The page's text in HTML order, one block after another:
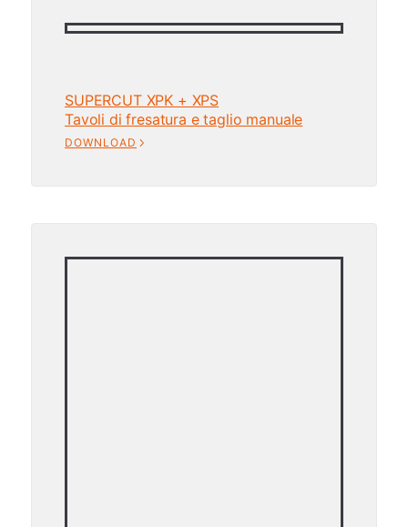
SUPERCUT XPK + XPS
Tavoli di fresatura e taglio manuale
DOWNLOAD